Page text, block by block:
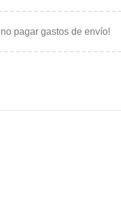
pagar gastos de envío!